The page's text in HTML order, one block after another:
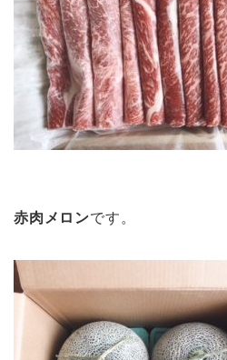
赤肉メロンです。